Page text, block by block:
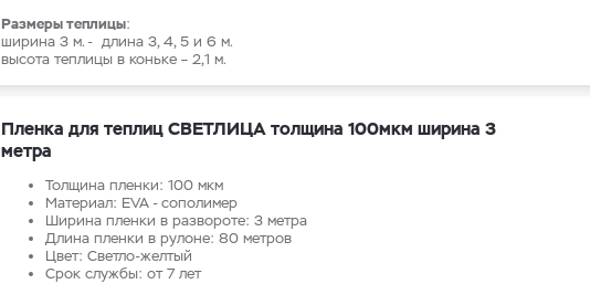
Размеры теплицы:
ширина 3 м. - длина 3, 4, 5 и 6 м.
высота теплицы в коньке – 2,1 м.
Пленка для теплиц СВЕТЛИЦА толщина 100мкм ширина 3
метра
Толщина пленки: 100 мкм
Материал: EVA - сополимер
Ширина пленки в развороте: 3 метра
Длина пленки в рулоне: 80 метров
Цвет: Светло-желтый
Срок службы: от 7 лет